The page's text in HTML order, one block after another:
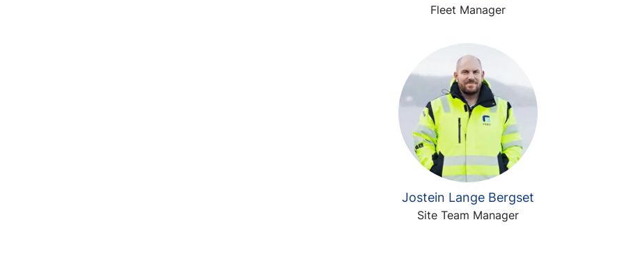
Fleet Manager
Jostein Lange Bergset
Site Team Manager